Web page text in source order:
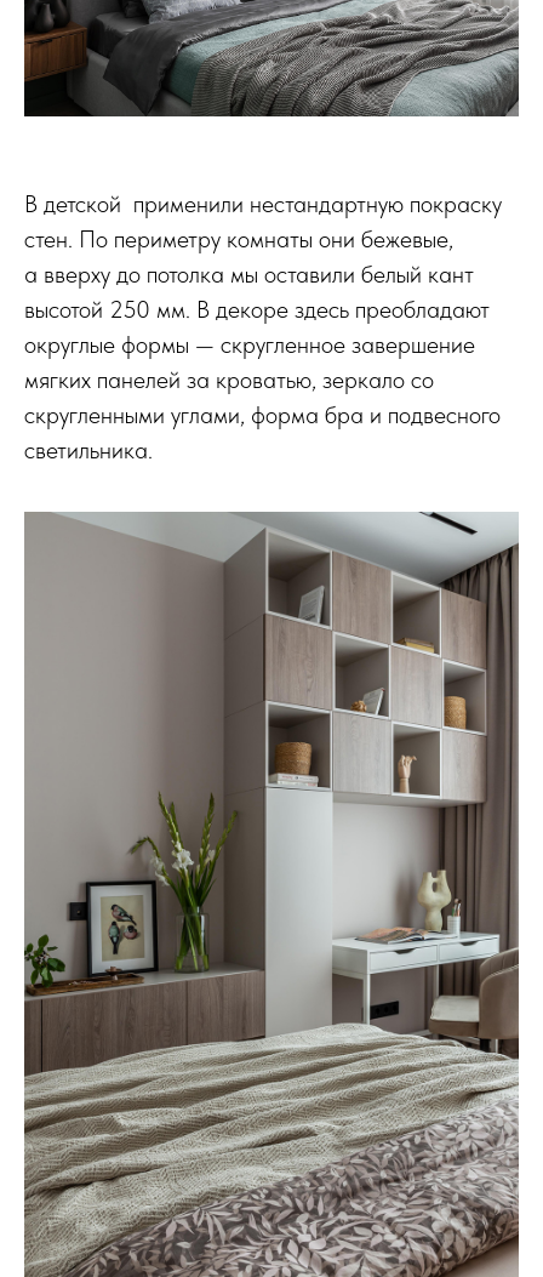
В детской применили нестандартную покраску
стен. По периметру комнаты они бежевые,
а вверху до потолка мы оставили белый кант
высотой 250 мм. В декоре здесь преобладают
округлые формы — скругленное завершение
мягких панелей за кроватью, зеркало со
скругленными углами, форма бра и подвесного
светильника.